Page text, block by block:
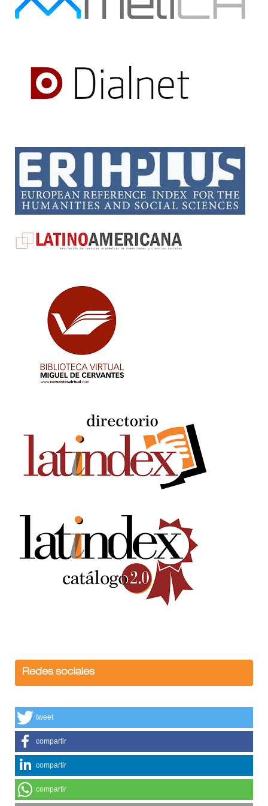
Redes sociales
tweet
compartir
compartir
compartir